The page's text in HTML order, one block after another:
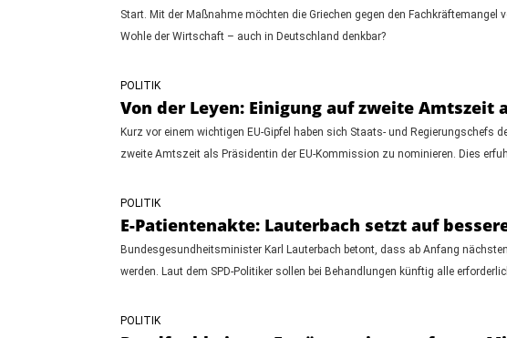
Start. Mit der Maßnahme möchten die Griechen gegen den
Wohle der Wirtschaft – auch in Deutschland denkbar?
POLITIK
Von der Leyen: Einigung auf zweite Amtszeit
Kurz vor einem wichtigen EU-Gipfel haben sich Staats- und Regierungschefs
zweite Amtszeit als Präsidentin der EU-Kommission zu nominieren. Dies
POLITIK
E-Patientenakte: Lauterbach setzt auf
Bundesgesundheitsminister Karl Lauterbach betont, dass ab Anfang
werden. Laut dem SPD-Politiker sollen bei Behandlungen künftig alle
POLITIK